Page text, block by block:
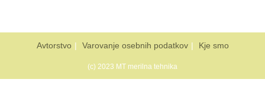
Avtorstvo Varovanje osebnih podatkov Kje smo
(c) 2023 MT merilna tehnika